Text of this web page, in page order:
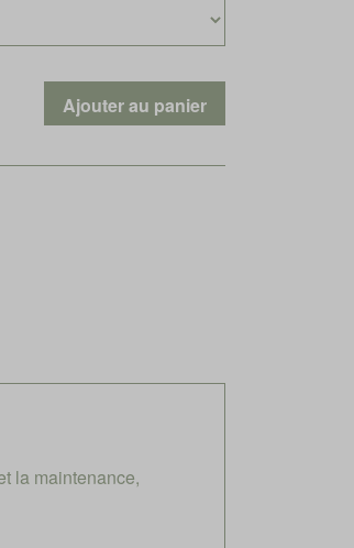
la maintenance,